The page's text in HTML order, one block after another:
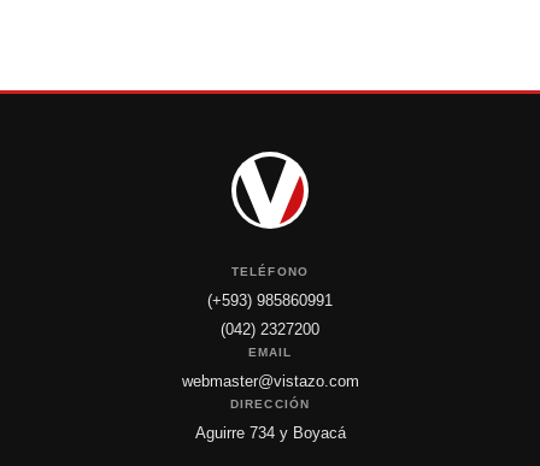
TELÉFONO
(+593) 985860991
(042) 2327200
EMAIL
webmaster@vistazo.com
DIRECCIÓN
Aguirre 734 y Boyacá